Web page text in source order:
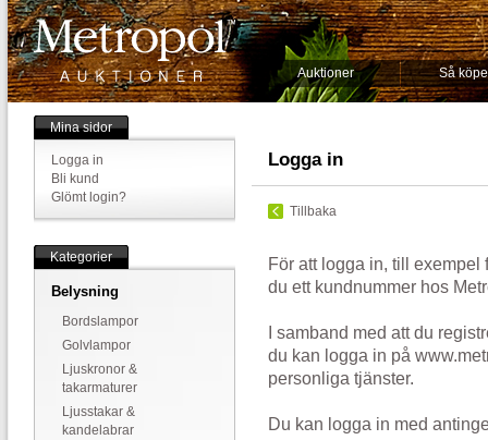
Auktioner Så
Mina sidor
Logga in
Bli kund
Glömt login?
Kategorier
Belysning
Bordslampor
Golvlampor
Ljuskronor &
takarmaturer
Ljusstakar &
kandelabrar
Logga in
Tillbaka
För att logga in, till exempel
du ett kundnummer hos
I samband med att du
du kan logga in på
personliga tjänster.
Du kan logga in med